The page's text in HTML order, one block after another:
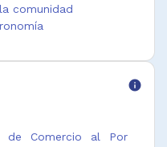
comunidad
info
de Comercio al Por